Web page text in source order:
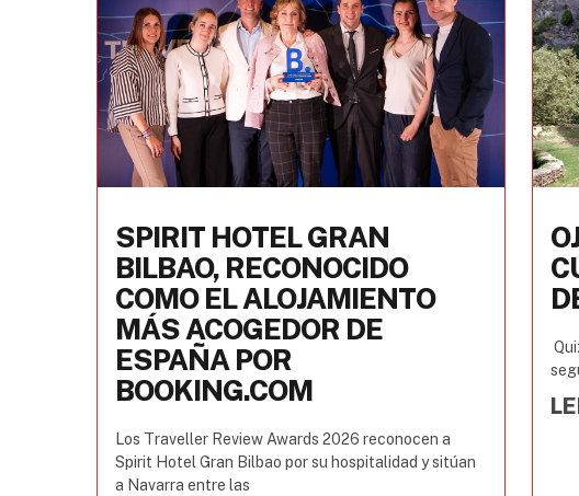
SPIRIT HOTEL GRAN
BILBAO, RECONOCIDO
COMO EL ALOJAMIENTO
MÁS ACOGEDOR DE
ESPAÑA POR
BOOKING.COM
Los Traveller Review Awards 2026 reconocen a
Spirit Hotel Gran Bilbao por su hospitalidad y sitúan
a Navarra entre las